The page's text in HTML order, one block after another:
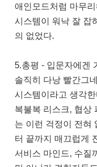
애인모드처럼 마무
시스템이 워낙 잘 잡
의 없었다.
5.총평 - 입문자에겐
솔직히 다낭 빨간그
시스템이라고 생각
복불복 리스크, 협상
는 이런 걱정이 전혀
터 끝까지 매끄럽게
서비스 마인드, 수질